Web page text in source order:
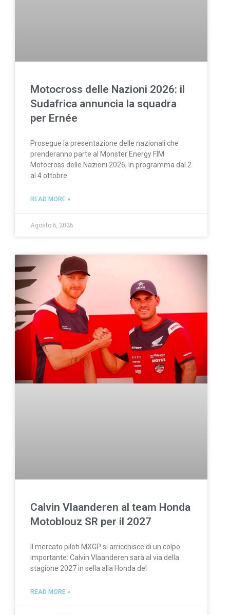
Motocross delle Nazioni 2026: il
Sudafrica annuncia la squadra
per Ernée
Prosegue la presentazione delle nazionali che
prenderanno parte al Monster Energy FIM
Motocross delle Nazioni 2026, in programma dal 2
al 4 ottobre
READ MORE »
Agosto 6, 2026
Calvin Vlaanderen al team Honda
Motoblouz SR per il 2027
Il mercato piloti MXGP si arricchisce di un colpo
importante: Calvin Vlaanderen sarà al via della
stagione 2027 in sella alla Honda del
READ MORE »